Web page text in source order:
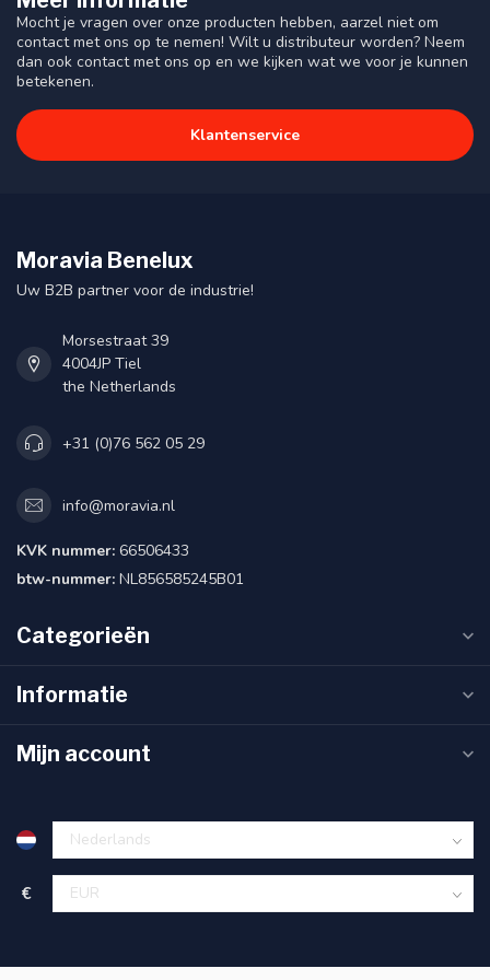
Mocht je vragen over onze producten hebben, aarzel niet om
contact met ons op te nemen! Wilt u distributeur worden? Neem
dan ook contact met ons op en we kijken wat we voor je kunnen
betekenen.
Klantenservice
Moravia Benelux
Uw B2B partner voor de industrie!
Morsestraat 39
4004JP Tiel
the Netherlands
+31 (0)76 562 05 29
info@moravia.nl
KVK nummer: 66506433
btw-nummer: NL856585245B01
Categorieën
Informatie
Mijn account
€